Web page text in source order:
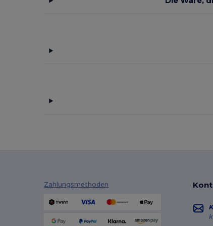
Zahlungsmethoden